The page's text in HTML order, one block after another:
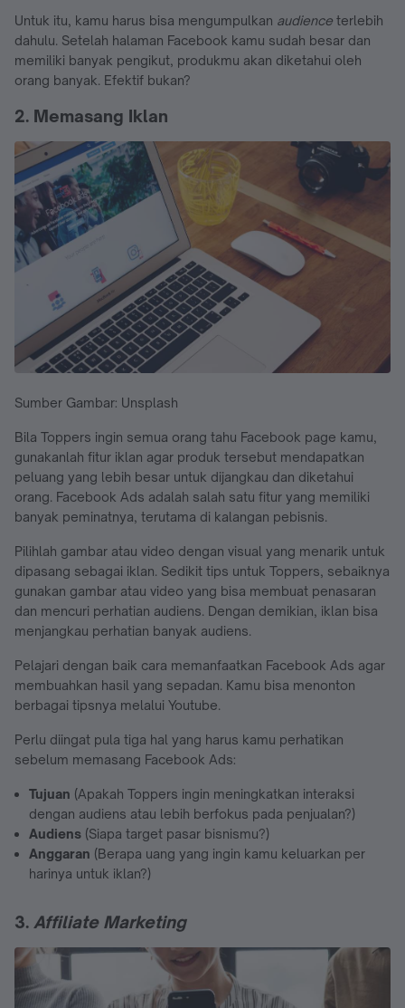
Untuk itu, kamu harus bisa mengumpulkan audience terlebih
dahulu. Setelah halaman Facebook kamu sudah besar dan
memiliki banyak pengikut, produkmu akan diketahui oleh
orang banyak. Efektif bukan?
2. Memasang Iklan
Sumber Gambar: Unsplash
Bila Toppers ingin semua orang tahu Facebook page kamu,
gunakanlah fitur iklan agar produk tersebut mendapatkan
peluang yang lebih besar untuk dijangkau dan diketahui
orang. Facebook Ads adalah salah satu fitur yang memiliki
banyak peminatnya, terutama di kalangan pebisnis.
Pilihlah gambar atau video dengan visual yang menarik untuk
dipasang sebagai iklan. Sedikit tips untuk Toppers, sebaiknya
gunakan gambar atau video yang bisa membuat penasaran
dan mencuri perhatian audiens. Dengan demikian, iklan bisa
menjangkau perhatian banyak audiens.
Pelajari dengan baik cara memanfaatkan Facebook Ads agar
membuahkan hasil yang sepadan. Kamu bisa menonton
berbagai tipsnya melalui Youtube.
Perlu diingat pula tiga hal yang harus kamu perhatikan
sebelum memasang Facebook Ads:
Tujuan (Apakah Toppers ingin meningkatkan interaksi
dengan audiens atau lebih berfokus pada penjualan?)
Audiens (Siapa target pasar bisnismu?)
Anggaran (Berapa uang yang ingin kamu keluarkan per
harinya untuk iklan?)
3. Affiliate Marketing